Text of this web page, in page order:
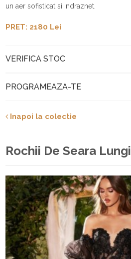
un aer sofisticat si indraznet.
PRET: 2180 Lei
VERIFICA STOC
PROGRAMEAZA-TE
Inapoi la colectie
Rochii De Seara Lungi